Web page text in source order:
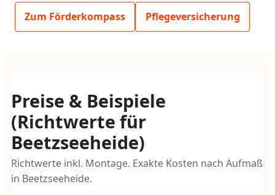
Zum Förderkompass Pflegeversicherung
Preise & Beispiele
(Richtwerte für
Beetzseeheide)
Richtwerte inkl. Montage. Exakte Kosten nach Aufmaß
in Beetzseeheide.